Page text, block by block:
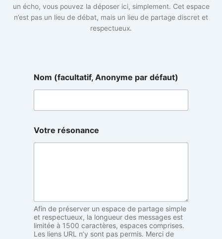
un écho, vous pouvez la déposer ici, simplement. Cet espace
n’est pas un lieu de débat, mais un lieu de partage discret et
respectueux.
o
t
o
m
r
n
c
e
Nom (facultatif, Anonyme par défaut)
Votre résonance
Afin de préserver un espace de partage simple
et respectueux, la longueur des messages est
limitée à 1500 caractères, espaces comprises.
Les liens URL n’y sont pas permis. Merci de